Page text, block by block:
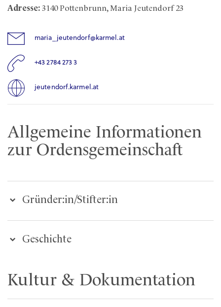
Adresse: 3140 Pottenbrunn, Maria Jeutendorf 23
maria_jeutendorf@karmel.at
+43 2784 273 3
jeutendorf.karmel.at
Allgemeine Informationen
zur Ordensgemeinschaft
Gründer:in/Stifter:in
Geschichte
Kultur & Dokumentation